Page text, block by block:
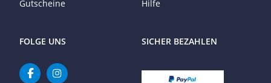
Gutscheine
Hilfe
FOLGE UNS SICHER BEZAHLEN